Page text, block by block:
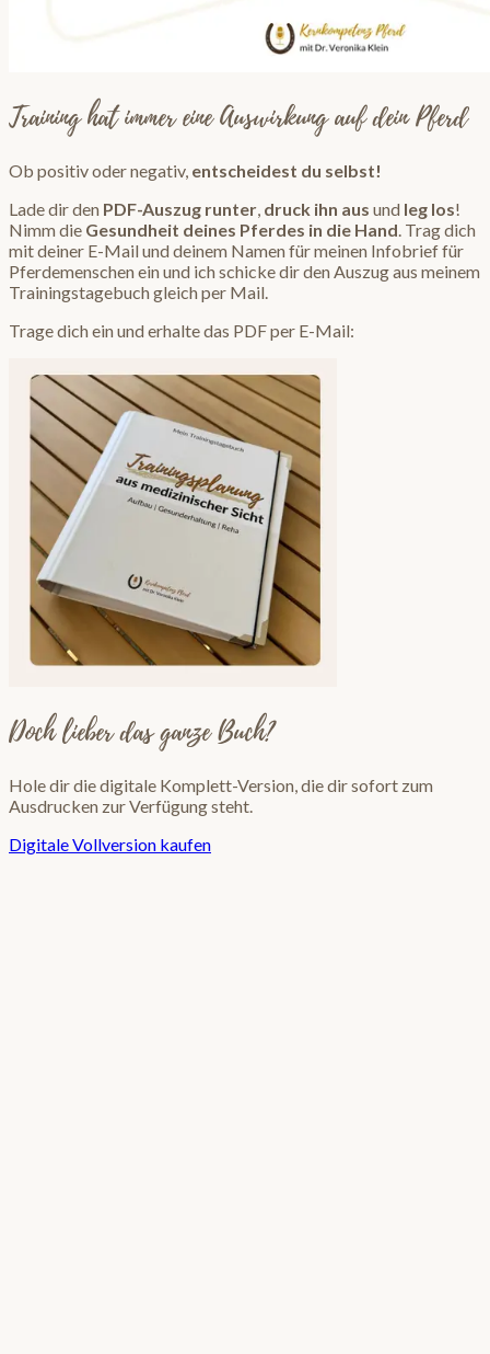
Training hat immer eine Auswirkung auf dein Pferd
Ob positiv oder negativ, entscheidest du selbst!
Lade dir den PDF-Auszug runter, druck ihn aus und leg los!
Nimm die Gesundheit deines Pferdes in die Hand. Trag dich
mit deiner E-Mail und deinem Namen für meinen Infobrief für
Pferdemenschen ein und ich schicke dir den Auszug aus meinem
Trainingstagebuch gleich per Mail.
Trage dich ein und erhalte das PDF per E-Mail:
Doch lieber das ganze Buch?
Hole dir die digitale Komplett-Version, die dir sofort zum
Ausdrucken zur Verfügung steht.
Digitale Vollversion kaufen